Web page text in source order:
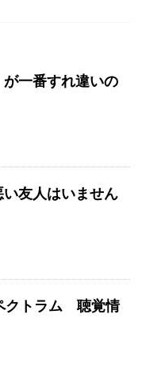
が一番すれ違いの
友人はいません
クトラム 聴覚情